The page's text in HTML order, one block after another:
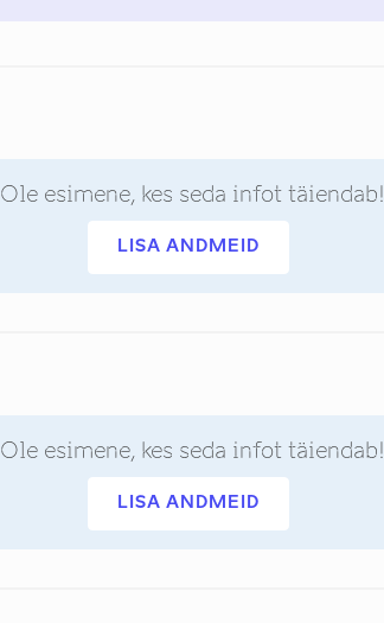
Ole esimene, kes seda infot täiendab!
LISA ANDMEID
Ole esimene, kes seda infot täiendab!
LISA ANDMEID